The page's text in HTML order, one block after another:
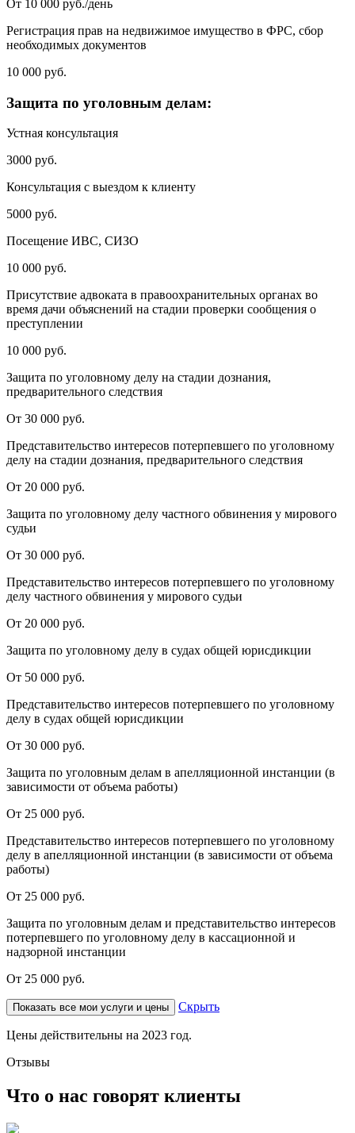
От 10 000 руб./день
Регистрация прав на недвижимое имущество в ФРС, сбор
необходимых документов
10 000 руб.
Защита по уголовным делам:
Устная консультация
3000 руб.
Консультация с выездом к клиенту
5000 руб.
Посещение ИВС, СИЗО
10 000 руб.
Присутствие адвоката в правоохранительных органах во
время дачи объяснений на стадии проверки сообщения о
преступлении
10 000 руб.
Защита по уголовному делу на стадии дознания,
предварительного следствия
От 30 000 руб.
Представительство интересов потерпевшего по уголовному
делу на стадии дознания, предварительного следствия
От 20 000 руб.
Защита по уголовному делу частного обвинения у мирового
судьи
От 30 000 руб.
Представительство интересов потерпевшего по уголовному
делу частного обвинения у мирового судьи
От 20 000 руб.
Защита по уголовному делу в судах общей юрисдикции
От 50 000 руб.
Представительство интересов потерпевшего по уголовному
делу в судах общей юрисдикции
От 30 000 руб.
Защита по уголовным делам в апелляционной инстанции (в
зависимости от объема работы)
От 25 000 руб.
Представительство интересов потерпевшего по уголовному
делу в апелляционной инстанции (в зависимости от объема
работы)
От 25 000 руб.
Защита по уголовным делам и представительство интересов
потерпевшего по уголовному делу в кассационной и
надзорной инстанции
От 25 000 руб.
Показать все мои услуги и цены Скрыть
Цены действительны на 2023 год.
Отзывы
Что о нас говорят клиенты